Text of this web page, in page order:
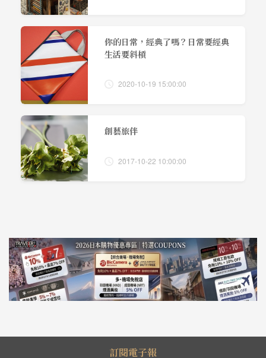
你的日常，經典了嗎？日常要經典
生活要斜槓
2020-10-19 15:00:00
創藝旅伴
2017-10-22 10:00:00
訂閱電子報